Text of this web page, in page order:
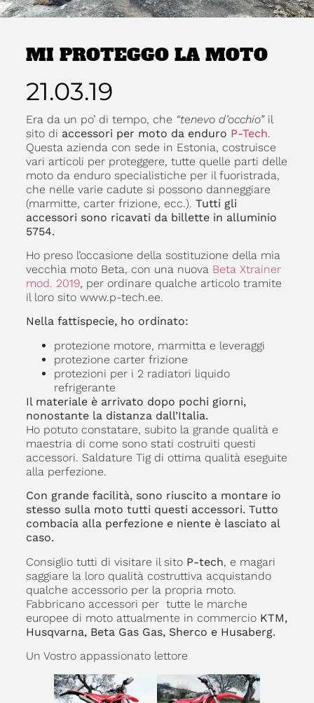
MI PROTEGGO LA MOTO
21.03.19
Era da un po’ di tempo, che “tenevo d’occhio”il
sito di accessori per moto da enduro P-Tech.
Questa azienda con sede in Estonia, costruisce
vari articoli per proteggere, tutte quelle parti delle
moto da enduro specialistiche per il fuoristrada,
che nelle varie cadute si possono danneggiare
(marmitte, carter frizione, ecc.). Tutti gli
accessori sono ricavati da billette in alluminio
5754.
Ho preso l’occasione della sostituzione della mia
vecchia moto Beta, con una nuova Beta Xtrainer
mod. 2019, per ordinare qualche articolo tramite
il loro sito www.p-tech.ee.
Nella fattispecie, ho ordinato:
protezione motore, marmitta e leveraggi
protezione carter frizione
protezioni per i 2 radiatori liquido
refrigerante
Il materiale è arrivato dopo pochi giorni,
nonostante la distanza dall’Italia.
Ho potuto constatare, subito la grande qualità e
maestria di come sono stati costruiti questi
accessori. Saldature Tig di ottima qualità eseguite
alla perfezione.
Con grande facilità, sono riuscito a montare io
stesso sulla moto tutti questi accessori. Tutto
combacia alla perfezione e niente è lasciato al
caso.
Consiglio tutti di visitare il sito P-tech, e magari
saggiare la loro qualità costruttiva acquistando
qualche accessorio per la propria moto.
Fabbricano accessori per tutte le marche
europee di moto attualmente in commercio KTM,
Husqvarna, Beta Gas Gas, Sherco e Husaberg.
Un Vostro appassionato lettore